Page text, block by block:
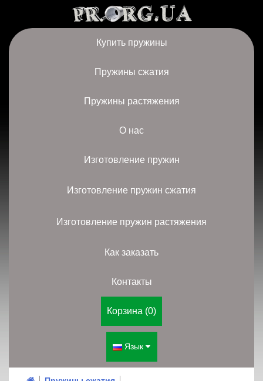
Купить пружины
Пружины сжатия
Пружины растяжения
О нас
Изготовление пружин
Изготовление пружин сжатия
Изготовление пружин растяжения
Как заказать
Контакты
Корзина (0)
Язык